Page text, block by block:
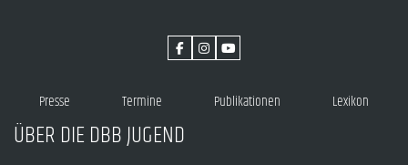
Presse Termine Publikationen Lexikon
ÜBER DIE DBB JUGEND